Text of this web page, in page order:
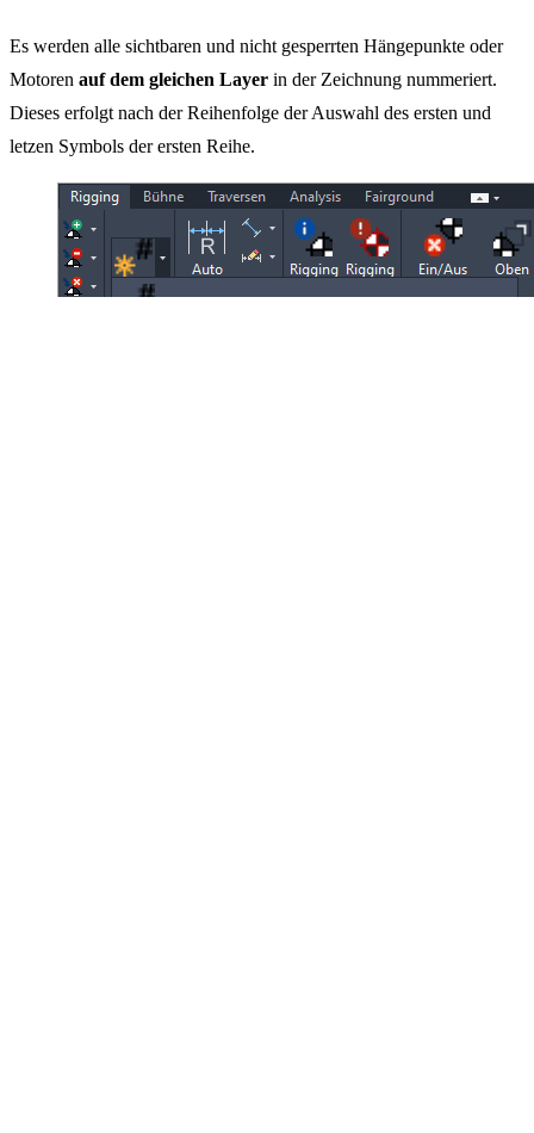
Es werden alle sichtbaren und nicht gesperrten Hängepunkte oder
Motoren auf dem gleichen Layer in der Zeichnung nummeriert.
Dieses erfolgt nach der Reihenfolge der Auswahl des ersten und
letzen Symbols der ersten Reihe.